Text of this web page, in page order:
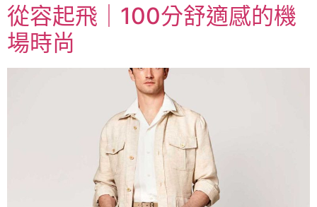
從容起飛｜100分舒適感的機
場時尚